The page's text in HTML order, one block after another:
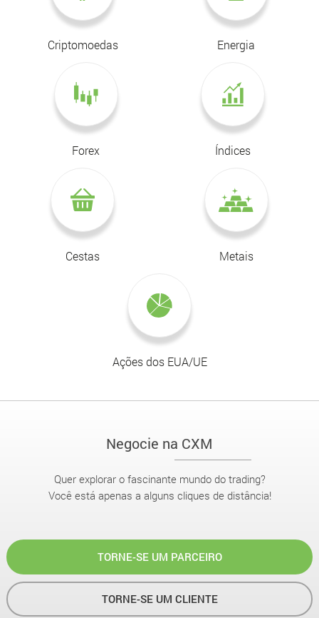
Criptomoedas Energia
Forex Índices
Cestas Metais
Ações dos EUA/UE
Negocie na CXM
Quer explorar o fascinante mundo do trading?
Você está apenas a alguns cliques de distância!
TORNE-SE UM PARCEIRO
TORNE-SE UM CLIENTE